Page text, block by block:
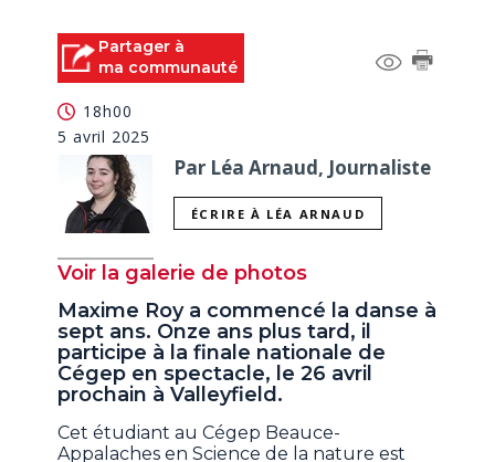
Partager à
ma communauté
18h00
5 avril 2025
Par Léa Arnaud, Journaliste
ÉCRIRE À LÉA ARNAUD
Voir la galerie de photos
Maxime Roy a commencé la danse à
sept ans. Onze ans plus tard, il
participe à la finale nationale de
Cégep en spectacle, le 26 avril
prochain à Valleyfield.
Cet étudiant au Cégep Beauce-
Appalaches en Science de la nature est